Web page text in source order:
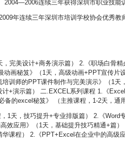
连续三年获得深圳市职业技能
年连续三年深圳市培训学校协会优秀教
完美设计+商务演示篇） 2.《职场白骨
画秘笈》（1天，高级动画+PPT宣传片
训师的PPT课件制作与完美演示》（1
+演示篇） 二.EXCEL系列课程 1.《
备的excel秘笈》 （主推课程，1-2天，通
1天，技巧提升+专业排版篇） 2.《Word
效应用》（1天，基础提升技巧精通+篇
课程） 2.《PPT+Excel在企业中的高级